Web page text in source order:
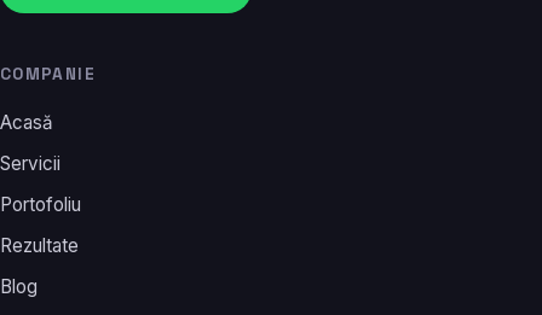
COMPANIE
Acasă
Servicii
Portofoliu
Rezultate
Blog